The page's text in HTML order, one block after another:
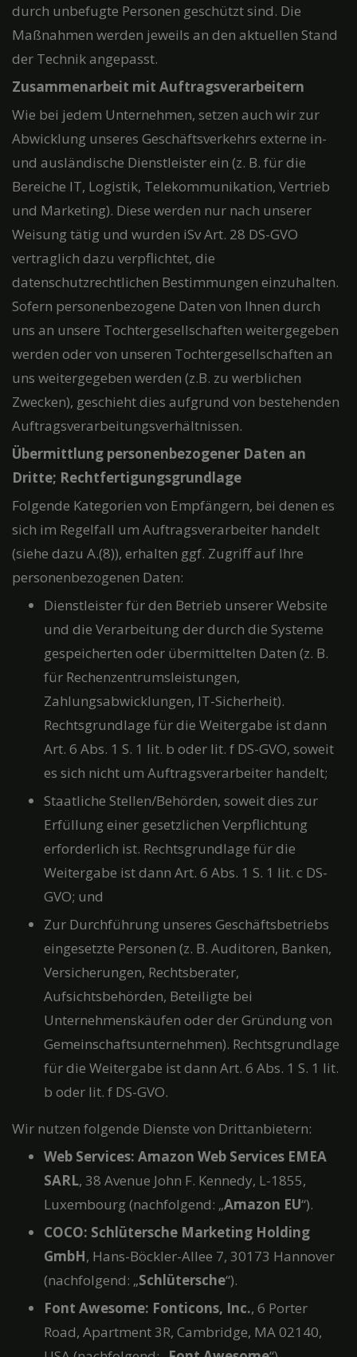
durch unbefugte Personen geschützt sind. Die
Maßnahmen werden jeweils an den aktuellen Stand
der Technik angepasst.
Zusammenarbeit mit Auftragsverarbeitern
Wie bei jedem Unternehmen, setzen auch wir zur
Abwicklung unseres Geschäftsverkehrs externe in-
und ausländische Dienstleister ein (z. B. für die
Bereiche IT, Logistik, Telekommunikation, Vertrieb
und Marketing). Diese werden nur nach unserer
Weisung tätig und wurden iSv Art. 28 DS-GVO
vertraglich dazu verpflichtet, die
datenschutzrechtlichen Bestimmungen einzuhalten.
Sofern personenbezogene Daten von Ihnen durch
uns an unsere Tochtergesellschaften weitergegeben
werden oder von unseren Tochtergesellschaften an
uns weitergegeben werden (z.B. zu werblichen
Zwecken), geschieht dies aufgrund von bestehenden
Auftragsverarbeitungsverhältnissen.
Übermittlung personenbezogener Daten an
Dritte; Rechtfertigungsgrundlage
Folgende Kategorien von Empfängern, bei denen es
sich im Regelfall um Auftragsverarbeiter handelt
(siehe dazu A.(8)), erhalten ggf. Zugriff auf Ihre
personenbezogenen Daten:
Dienstleister für den Betrieb unserer Website
und die Verarbeitung der durch die Systeme
gespeicherten oder übermittelten Daten (z. B.
für Rechenzentrumsleistungen,
Zahlungsabwicklungen, IT-Sicherheit).
Rechtsgrundlage für die Weitergabe ist dann
Art. 6 Abs. 1 S. 1 lit. b oder lit. f DS-GVO, soweit
es sich nicht um Auftragsverarbeiter handelt;
Staatliche Stellen/Behörden, soweit dies zur
Erfüllung einer gesetzlichen Verpflichtung
erforderlich ist. Rechtsgrundlage für die
Weitergabe ist dann Art. 6 Abs. 1 S. 1 lit. c DS-
GVO; und
Zur Durchführung unseres Geschäftsbetriebs
eingesetzte Personen (z. B. Auditoren, Banken,
Versicherungen, Rechtsberater,
Aufsichtsbehörden, Beteiligte bei
Unternehmenskäufen oder der Gründung von
Gemeinschaftsunternehmen). Rechtsgrundlage
für die Weitergabe ist dann Art. 6 Abs. 1 S. 1 lit.
b oder lit. f DS-GVO.
Wir nutzen folgende Dienste von Drittanbietern:
Web Services: Amazon Web Services EMEA
SARL, 38 Avenue John F. Kennedy, L-1855,
Luxembourg (nachfolgend: „Amazon EU“).
COCO: Schlütersche Marketing Holding
GmbH, Hans-Böckler-Allee 7, 30173 Hannover
(nachfolgend: „Schlütersche“).
Font Awesome: Fonticons, Inc., 6 Porter
Road, Apartment 3R, Cambridge, MA 02140,